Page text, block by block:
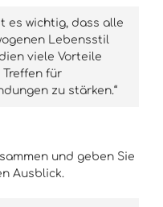
es wichtig, dass alle
Lebensstil
viele Vorteile
für
zu stärken.“
und geben Sie
Ausblick.